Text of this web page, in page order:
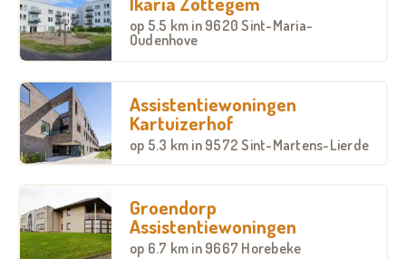
Het biedt huisvesting aan zelfredzame senioren,
Een assistentiewoning is een individuele
aangepaste woning waarin de bewoner zelfstandig
verblijft en, indien gewenst, een beroep kan doen op
Het wonen in een assistentiewoning vertrekt vanuit
een aantal uitgangspunten die we samen met de
op 5.5 km in 9620 Sint-Maria-
Oudenhove
Assistentiewoningen
Kartuizerhof
op 5.3 km in 9572 Sint-Martens-Lierde
Groendorp
Assistentiewoningen
op 6.7 km in 9667 Horebeke